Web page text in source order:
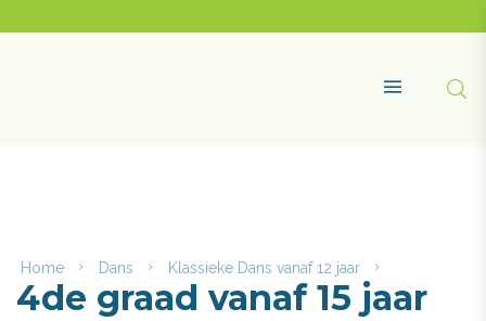
content
Home Dans Klassieke Dans vanaf 12 jaar
graad
vanaf
4de graad vanaf 15 jaar